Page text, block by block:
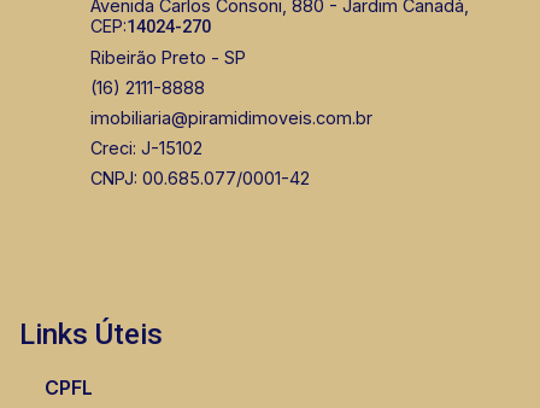
Lucelia Mariotti
(16) 99222-2915
CORRETOR DE PLANTÃO
Avenida Carlos Consoni, 880 - Jardim Canadá,
CEP:14024-270
Ribeirão Preto - SP
(16) 2111-8888
imobiliaria@piramidimoveis.com.br
Creci: J-15102
CNPJ: 00.685.077/0001-42
Links Úteis
CPFL